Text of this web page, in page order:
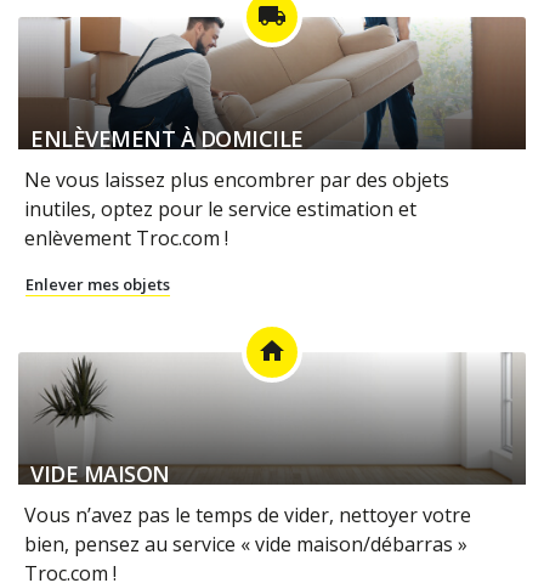
local_shipping
ENLÈVEMENT À DOMICILE
Ne vous laissez plus encombrer par des objets
inutiles, optez pour le service estimation et
enlèvement Troc.com !
Enlever mes objets
home
VIDE MAISON
Vous n’avez pas le temps de vider, nettoyer votre
bien, pensez au service « vide maison/débarras »
Troc.com !